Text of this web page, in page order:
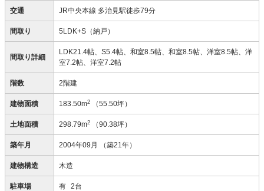
交通 JR中央本線 多治見駅徒歩79分
間取り 5LDK+S（納戸）
間取り詳細
LDK21.4帖、S5.4帖、和室8.5帖、和室8.5帖、洋室8.5帖、洋
室7.2帖、洋室7.2帖
階数 2階建
建物面積 183.50m2 （55.50坪）
土地面積 298.79m2 （90.38坪）
築年月 2004年09月 （築21年）
建物構造 木造
駐車場 有 2台